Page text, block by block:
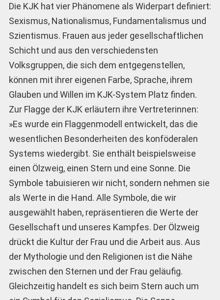
Die KJK hat vier Phänomene als Widerpart definiert:
Sexismus, Nationalismus, Fundamentalismus und
Szientismus. Frauen aus jeder gesellschaftlichen
Schicht und aus den verschiedensten
Volksgruppen, die sich dem entgegenstellen,
können mit ihrer eigenen Farbe, Sprache, ihrem
Glauben und Willen im KJK-System Platz finden.
Zur Flagge der KJK erläutern ihre Vertreterinnen:
»Es wurde ein Flaggenmodell entwickelt, das die
wesentlichen Besonderheiten des konföderalen
Systems wiedergibt. Sie enthält beispielsweise
einen Ölzweig, einen Stern und eine Sonne. Die
Symbole tabuisieren wir nicht, sondern nehmen sie
als Werte in die Hand. Alle Symbole, die wir
ausgewählt haben, repräsentieren die Werte der
Gesellschaft und unseres Kampfes. Der Ölzweig
drückt die Kultur der Frau und die Arbeit aus. Aus
der Mythologie und den Religionen ist die Nähe
zwischen den Sternen und der Frau geläufig.
Gleichzeitig handelt es sich beim Stern auch um